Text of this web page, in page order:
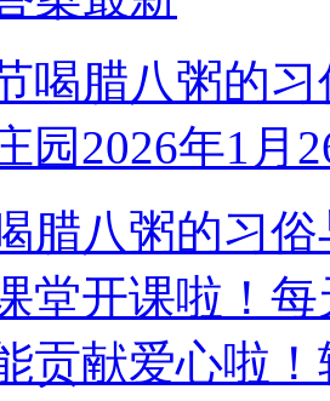
喝腊八粥的
园2026年1月
腊八粥的习
堂开课啦！
贡献爱心啦